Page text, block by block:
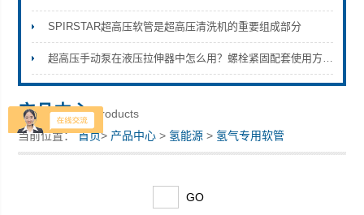
上海康驿实业有限公司
SPIRSTAR超高压软管是超高压清洗机的重要组成部分
超高压手动泵在液压拉伸器中怎么用？螺栓紧固配套使用方案梳理
产品中心 Products
当前位置：首页> 产品中心 > 氢能源 > 氢气专用软管